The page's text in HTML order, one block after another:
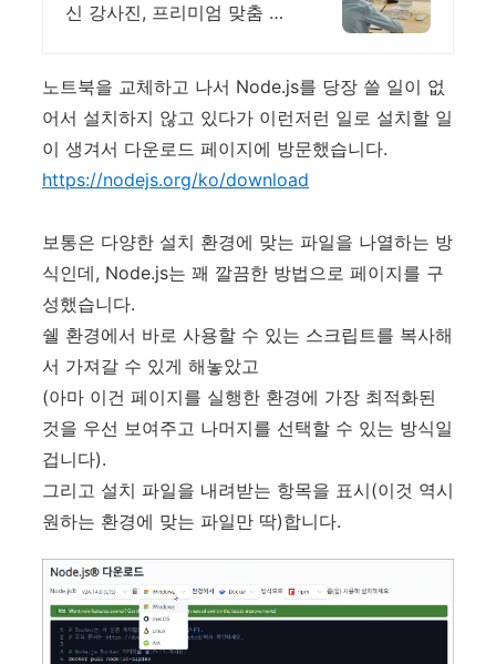
신 강사진, 프리미엄 맞춤 과
노트북을 교체하고 나서 Node.js를 당장 쓸 일이 없
어서 설치하지 않고 있다가 이런저런 일로 설치할 일
이 생겨서 다운로드 페이지에 방문했습니다.
https://nodejs.org/ko/download
보통은 다양한 설치 환경에 맞는 파일을 나열하는 방
식인데, Node.js는 꽤 깔끔한 방법으로 페이지를 구
성했습니다.
쉘 환경에서 바로 사용할 수 있는 스크립트를 복사해
서 가져갈 수 있게 해놓았고
(아마 이건 페이지를 실행한 환경에 가장 최적화된
것을 우선 보여주고 나머지를 선택할 수 있는 방식일
겁니다).
그리고 설치 파일을 내려받는 항목을 표시(이것 역시
원하는 환경에 맞는 파일만 딱)합니다.